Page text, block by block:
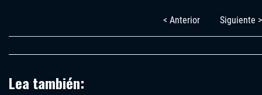
< Anterior Siguiente >
Lea también: